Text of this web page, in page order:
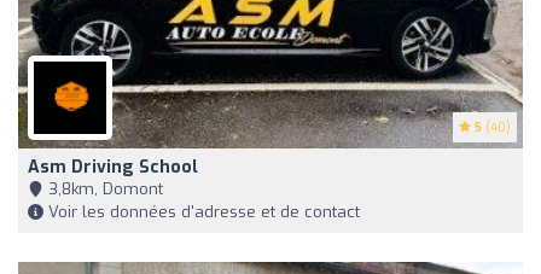
5 (40)
Asm Driving School
3,8km, Domont
Voir les données d'adresse et de contact